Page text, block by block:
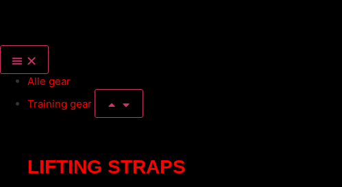
Alle gear
Training gear
LIFTING STRAPS